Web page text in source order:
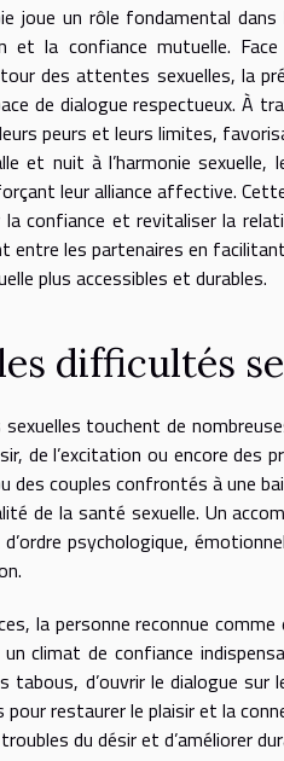
joue un rôle fondamental
et la confiance mutuelle.
des attentes sexuelles, la
de dialogue respectueux. À
peurs et leurs limites,
et nuit à l’harmonie
leur alliance affective.
confiance et revitaliser la
entre les partenaires en
plus accessibles et durables.
difficultés
touchent de
de l’excitation ou encore des
des couples confrontés à une
de la santé sexuelle. Un
d’ordre psychologique,
la personne reconnue
climat de confiance
tabous, d’ouvrir le dialogue
restaurer le plaisir et la
du désir et d’améliorer